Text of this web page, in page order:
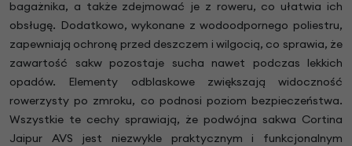
bagażnika, a także zdejmować je z roweru, co ułatwia ich
obsługę. Dodatkowo, wykonane z wodoodpornego poliestru,
zapewniają ochronę przed deszczem i wilgocią, co sprawia, że
zawartość sakw pozostaje sucha nawet podczas lekkich
opadów. Elementy odblaskowe zwiększają widoczność
rowerzysty po zmroku, co podnosi poziom bezpieczeństwa.
Wszystkie te cechy sprawiają, że podwójna sakwa Cortina
Jaipur AVS jest niezwykle praktycznym i funkcjonalnym